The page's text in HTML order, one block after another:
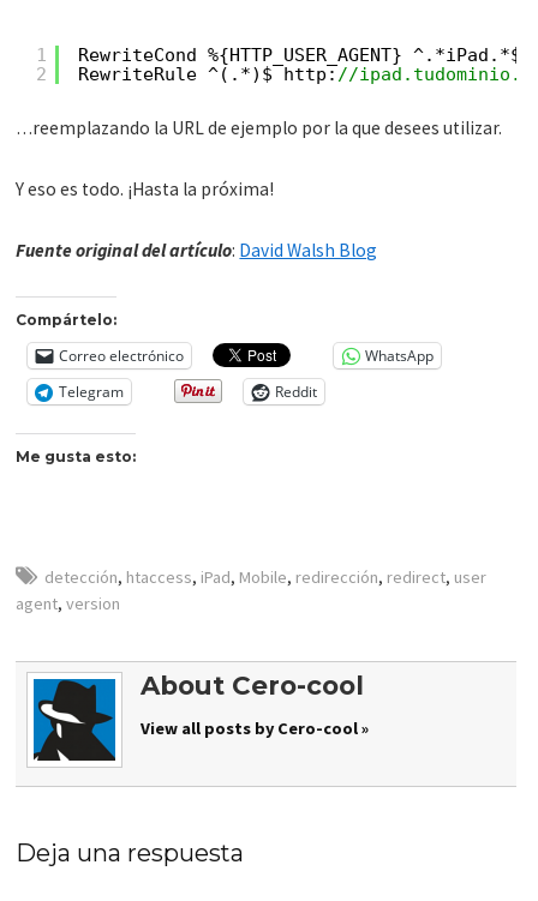
1
2
RewriteCond %{HTTP_USER_AGENT} ^.*iPad.*$
RewriteRule ^(.*)$ http: //
…reemplazando la URL de ejemplo por la que desees utilizar.
Y eso es todo. ¡Hasta la próxima!
Fuente original del artículo: David Walsh Blog
Compártelo:
Correo electrónico
WhatsApp
Telegram
Reddit
Me gusta esto:
detección, htaccess, iPad, Mobile, redirección, redirect, user
agent,version
About Cero-cool
View all posts by Cero-cool »
Deja una respuesta